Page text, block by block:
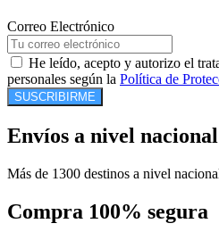
Correo Electrónico
He leído, acepto y autorizo el
personales según la Política de
SUSCRIBIRME
Envíos a nivel nacional
Más de 1300 destinos a nivel
Compra 100% segura